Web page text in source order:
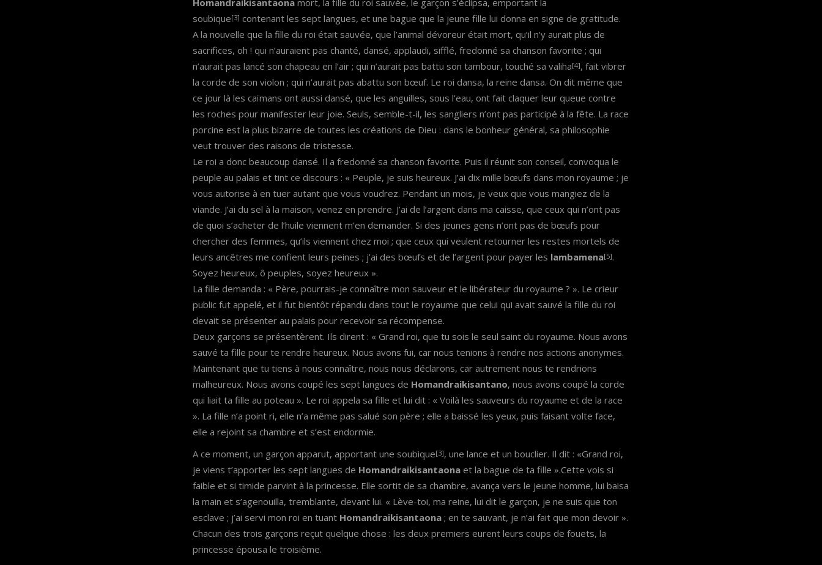
Homandraikisantaonamort, la fille du roi sauvée, le garçon s’éclipsa, emportant la
soubique[3] contenant les sept langues, et une bague que la jeune fille lui donna en signe de gratitude.
A la nouvelle que la fille du roi était sauvée, que l’animal dévoreur était mort, qu’il n’y aurait plus de
sacrifices, oh ! qui n’auraient pas chanté, dansé, applaudi, sifflé, fredonné sa chanson favorite ; qui
n’aurait pas lancé son chapeau en l’air ; qui n’aurait pas battu son tambour, touché sa valiha[4], fait vibrer
la corde de son violon ; qui n’aurait pas abattu son bœuf. Le roi dansa, la reine dansa. On dit même que
ce jour là les caïmans ont aussi dansé, que les anguilles, sous l’eau, ont fait claquer leur queue contre
les roches pour manifester leur joie. Seuls, semble-t-il, les sangliers n’ont pas participé à la fête. La race
porcine est la plus bizarre de toutes les créations de Dieu : dans le bonheur général, sa philosophie
veut trouver des raisons de tristesse.
Le roi a donc beaucoup dansé. Il a fredonné sa chanson favorite. Puis il réunit son conseil, convoqua le
peuple au palais et tint ce discours : « Peuple, je suis heureux. J’ai dix mille bœufs dans mon royaume ; je
vous autorise à en tuer autant que vous voudrez. Pendant un mois, je veux que vous mangiez de la
viande. J’ai du sel à la maison, venez en prendre. J’ai de l’argent dans ma caisse, que ceux qui n’ont pas
de quoi s’acheter de l’huile viennent m’en demander. Si des jeunes gens n’ont pas de bœufs pour
chercher des femmes, qu’ils viennent chez moi ; que ceux qui veulent retourner les restes mortels de
leurs ancêtres me confient leurs peines ; j’ai des bœufs et de l’argent pour payer les lambamena[5].
Soyez heureux, ô peuples, soyez heureux ».
La fille demanda : « Père, pourrais-je connaître mon sauveur et le libérateur du royaume ? ». Le crieur
public fut appelé, et il fut bientôt répandu dans tout le royaume que celui qui avait sauvé la fille du roi
devait se présenter au palais pour recevoir sa récompense.
Deux garçons se présentèrent. Ils dirent : « Grand roi, que tu sois le seul saint du royaume. Nous avons
sauvé ta fille pour te rendre heureux. Nous avons fui, car nous tenions à rendre nos actions anonymes.
Maintenant que tu tiens à nous connaître, nous nous déclarons, car autrement nous te rendrions
malheureux. Nous avons coupé les sept langues de Homandraikisantano, nous avons coupé la corde
qui liait ta fille au poteau ». Le roi appela sa fille et lui dit : « Voilà les sauveurs du royaume et de la race
». La fille n’a point ri, elle n’a même pas salué son père ; elle a baissé les yeux, puis faisant volte face,
elle a rejoint sa chambre et s’est endormie.
A ce moment, un garçon apparut, apportant une soubique[3], une lance et un bouclier. Il dit : «Grand roi,
je viens t’apporter les sept langues de Homandraikisantaonaet la bague de ta fille ».Cette vois si
faible et si timide parvint à la princesse. Elle sortit de sa chambre, avança vers le jeune homme, lui baisa
la main et s’agenouilla, tremblante, devant lui. « Lève-toi, ma reine, lui dit le garçon, je ne suis que ton
esclave ; j’ai servi mon roi en tuant Homandraikisantaona; en te sauvant, je n’ai fait que mon devoir ».
Chacun des trois garçons reçut quelque chose : les deux premiers eurent leurs coups de fouets, la
princesse épousa le troisième.